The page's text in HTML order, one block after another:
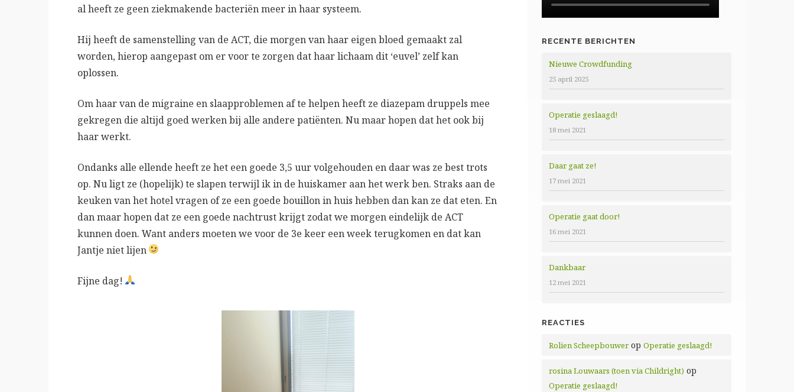
al heeft ze geen ziekmakende bacteriën meer in haar systeem.
Hij heeft de samenstelling van de ACT, die morgen van haar eigen bloed gemaakt zal
worden, hierop aangepast om er voor te zorgen dat haar lichaam dit ‘euvel’ zelf kan
oplossen.
Om haar van de migraine en slaapproblemen af te helpen heeft ze diazepam druppels mee
gekregen die altijd goed werken bij alle andere patiënten. Nu maar hopen dat het ook bij
haar werkt.
Ondanks alle ellende heeft ze het een goede 3,5 uur volgehouden en daar was ze best trots
op. Nu ligt ze (hopelijk) te slapen terwijl ik in de huiskamer aan het werk ben. Straks aan de
keuken van het hotel vragen of ze een goede bouillon in huis hebben dan kan ze dat eten. En
dan maar hopen dat ze een goede nachtrust krijgt zodat we morgen eindelijk de ACT
kunnen doen. Want anders moeten we voor de 3e keer een week terugkomen en dat kan
Jantje niet lijen
Fijne dag!
RECENTE BERICHTEN
Nieuwe Crowdfunding
25 april 2025
Operatie geslaagd!
18 mei 2021
Daar gaat ze!
17 mei 2021
Operatie gaat door!
16 mei 2021
Dankbaar
12 mei 2021
REACTIES
Rolien Scheepbouwer opOperatie geslaagd!
rosina Louwaars (toen via Childright) op
Operatie geslaagd!